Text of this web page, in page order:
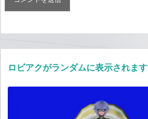
ロビアクがランダムに表示されます